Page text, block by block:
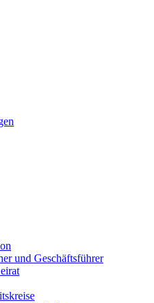
und Geschäftsführer